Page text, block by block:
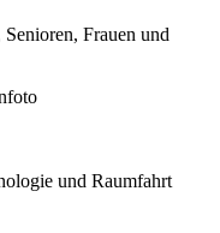
Frauen und
und Raumfahrt